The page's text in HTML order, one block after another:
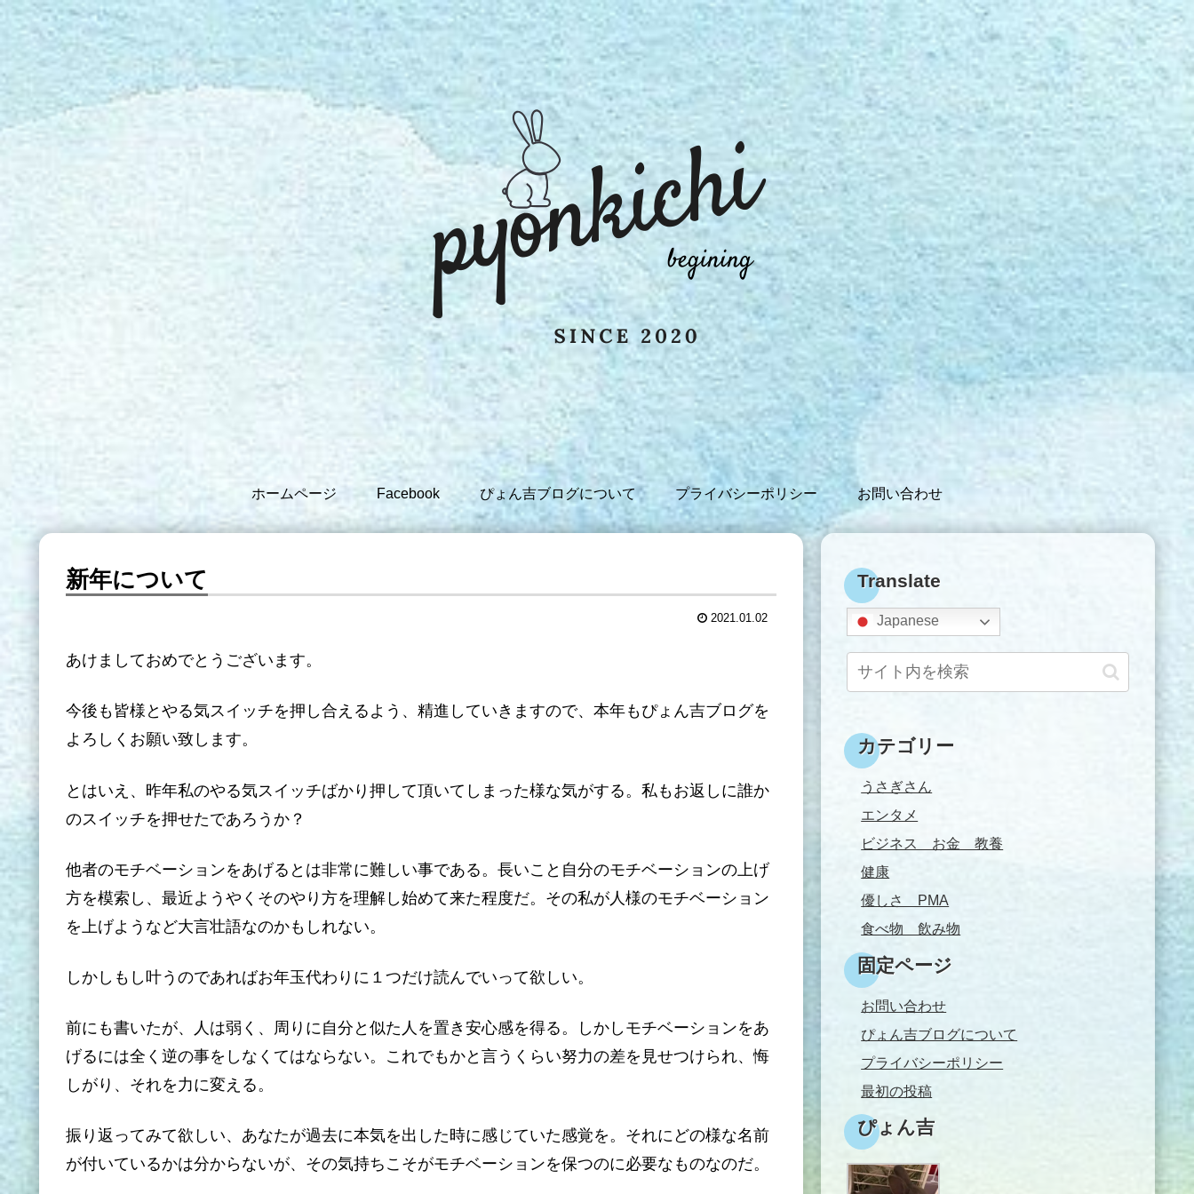
ホームページ Facebook ぴょん吉ブログについて プライバシーポリシー お問い合わせ
新年について
2021.01.02
あけましておめでとうございます。
今後も皆様とやる気スイッチを押し合えるよう、精進していきますので、本年もぴょん吉ブログを
よろしくお願い致します。
とはいえ、昨年私のやる気スイッチばかり押して頂いてしまった様な気がする。私もお返しに誰か
のスイッチを押せたであろうか？
他者のモチベーションをあげるとは非常に難しい事である。長いこと自分のモチベーションの上げ
方を模索し、最近ようやくそのやり方を理解し始めて来た程度だ。その私が人様のモチベーション
を上げようなど大言壮語なのかもしれない。
しかしもし叶うのであればお年玉代わりに１つだけ読んでいって欲しい。
前にも書いたが、人は弱く、周りに自分と似た人を置き安心感を得る。しかしモチベーションをあ
げるには全く逆の事をしなくてはならない。これでもかと言うくらい努力の差を見せつけられ、悔
しがり、それを力に変える。
振り返ってみて欲しい、あなたが過去に本気を出した時に感じていた感覚を。それにどの様な名前
が付いているかは分からないが、その気持ちこそがモチベーションを保つのに必要なものなのだ。
Translate
Japanese
カテゴリー
うさぎさん
エンタメ
ビジネス お金 教養
健康
優しさ PMA
食べ物 飲み物
固定ページ
お問い合わせ
ぴょん吉ブログについて
プライバシーポリシー
最初の投稿
ぴょん吉